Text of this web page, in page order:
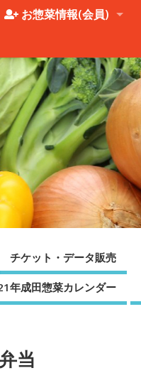
お惣菜情報(会員)
チケット・データ販売
年成田惣菜カレンダー
当